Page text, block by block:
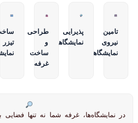
تامین
نیروی
نمایشگاهی
پذیرایی
نمایشگاهی
طراحی
و
ساخت
غرفه
تیزر
در نمایشگاه‌ها، غرفه شما نه تنها